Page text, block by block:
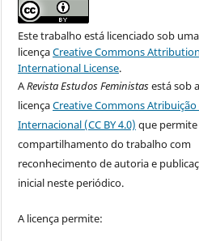
Este trabalho está licenciado sob uma
licençaCreative Commons
International License.
ARevista Estudos Feministasestá sob a
licençaCreative Commons Atribuição
Internacional (CC BY 4.0) que
compartilhamento do trabalho com
reconhecimento de autoria e
inicial neste periódico.
A licença permite: